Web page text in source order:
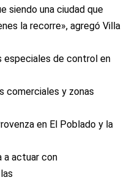
siendo una ciudad que
la recorre», agregó Villa
especiales de control en
comerciales y zonas
en El Poblado y la
a actuar con